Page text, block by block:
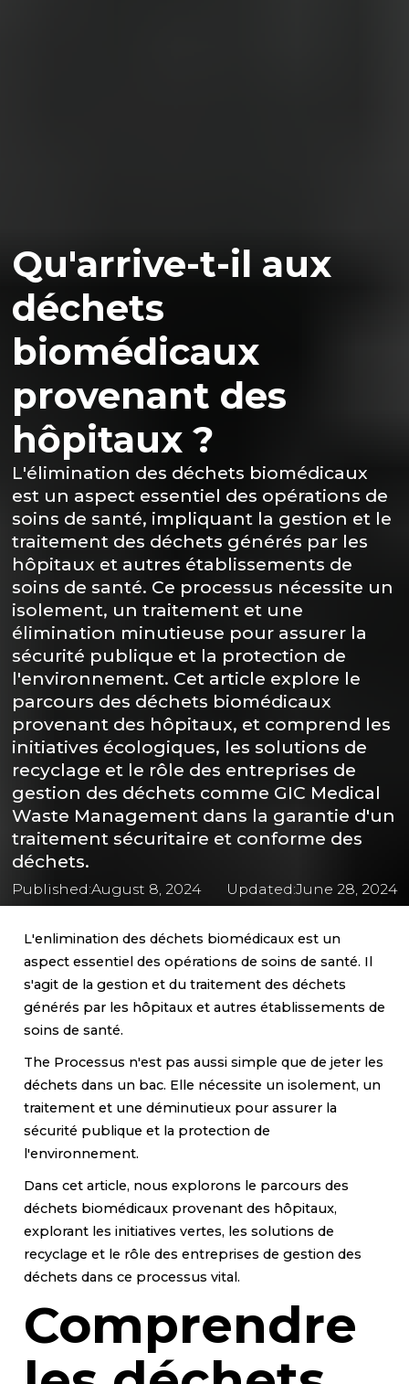
Qu'arrive-t-il aux
déchets
biomédicaux
provenant des
hôpitaux ?
L'élimination des déchets biomédicaux
est un aspect essentiel des opérations de
soins de santé, impliquant la gestion et le
traitement des déchets générés par les
hôpitaux et autres établissements de
soins de santé. Ce processus nécessite un
isolement, un traitement et une
élimination minutieuse pour assurer la
sécurité publique et la protection de
l'environnement. Cet article explore le
parcours des déchets biomédicaux
provenant des hôpitaux, et comprend les
initiatives écologiques, les solutions de
recyclage et le rôle des entreprises de
gestion des déchets comme GIC Medical
Waste Management dans la garantie d'un
traitement sécuritaire et conforme des
déchets.
Published:August 8, 2024 Updated:June 28, 2024
L'enlimination des déchets biomédicaux est un
aspect essentiel des opérations de soins de santé. Il
s'agit de la gestion et du traitement des déchets
générés par les hôpitaux et autres établissements de
soins de santé.
The Processus n'est pas aussi simple que de jeter les
déchets dans un bac. Elle nécessite un isolement, un
traitement et une déminutieux pour assurer la
sécurité publique et la protection de
l'environnement.
Dans cet article, nous explorons le parcours des
déchets biomédicaux provenant des hôpitaux,
explorant les initiatives vertes, les solutions de
recyclage et le rôle des entreprises de gestion des
déchets dans ce processus vital.
Comprendre